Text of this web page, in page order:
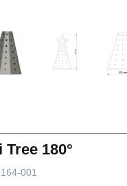
180°
001